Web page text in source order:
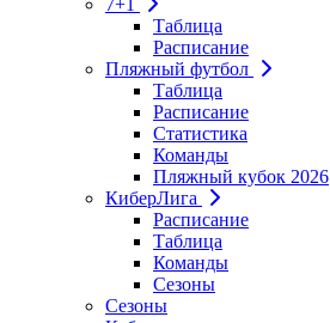
7+1
Таблица
Расписание
Пляжный футбол
Таблица
Расписание
Статистика
Команды
Пляжный кубок 2026
КиберЛига
Расписание
Таблица
Команды
Сезоны
Сезоны